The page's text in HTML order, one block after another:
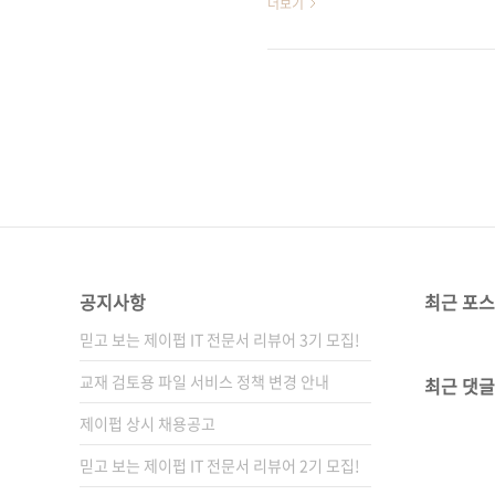
공지사항
믿고 보는 제이펍 IT 전문서 리뷰어 3기 모집!
교재 검토용 파일 서비스 정책 변경 안내
제이펍 상시 채용공고
믿고 보는 제이펍 IT 전문서 리뷰어 2기 모집!
최근 포
최근 댓글